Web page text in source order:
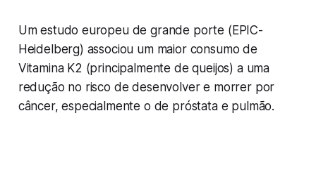
Um estudo europeu de grande porte (EPIC-
Heidelberg) associou um maior consumo de
Vitamina K2 (principalmente de queijos) a uma
redução no risco de desenvolver e morrer por
câncer, especialmente o de próstata e pulmão.